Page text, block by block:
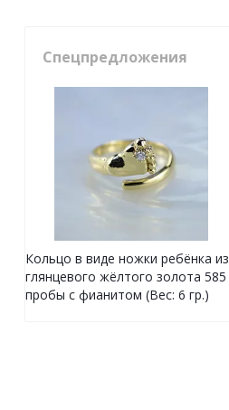
Спецпредложения
Кольцо в виде ножки ребёнка из
глянцевого жёлтого золота 585
пробы с фианитом (Вес: 6 гр.)